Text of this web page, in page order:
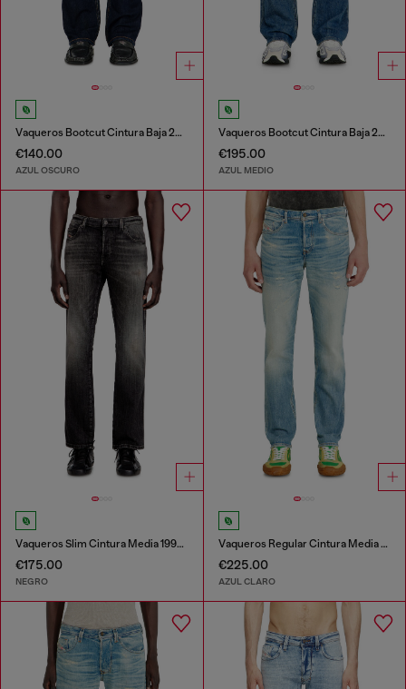
Vaqueros Bootcut Cintura Baja 2007 Zatiny
€140.00
AZUL OSCURO
Vaqueros Bootcut Cintura Baja 2007 Zatiny
€195.00
AZUL MEDIO
Vaqueros Slim Cintura Media 1993 D-Vyl
€175.00
NEGRO
Vaqueros Regular Cintura Media 2023 D-Finitive
€225.00
AZUL CLARO